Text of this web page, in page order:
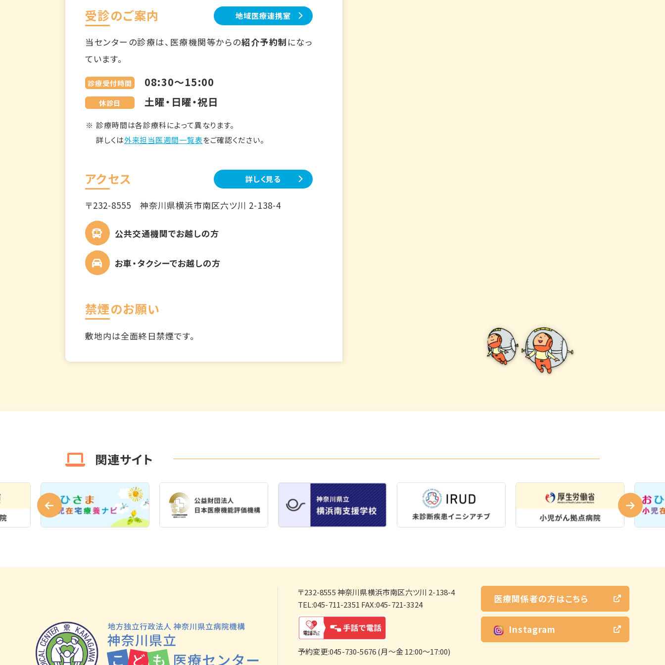
受診のご案内 地域医療連携室
当センターの診療は、医療機関等からの紹介予約制 になっ
ています。
診療受付時間 08:30～15:00
休診日 土曜・日曜・祝日
診療時間は各診療科によって異なります。
詳しくは外来担当医週間一覧表をご確認ください。
アクセス 詳しく見る
〒232-8555神奈川県横浜市南区六ツ川 2-138-4
公共交通機関でお越しの方
お車・タクシーでお越しの方
禁煙のお願い
敷地内は全面終日禁煙です。
関連サイト
〒232-8555神奈川県横浜市南区六ツ川 2-138-4
TEL:045-711-2351 FAX:045-721-3324
予約変更:045-730-5676 (月～金 12:00～17:00)
医療関係者の方はこちら
Instagram